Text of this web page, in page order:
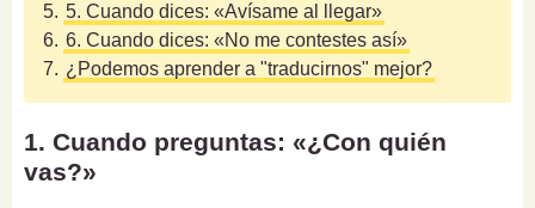
5. 5. Cuando dices: «Avísame al llegar»
6. 6. Cuando dices: «No me contestes así»
7. ¿Podemos aprender a "traducirnos" mejor?
1. Cuando preguntas: «¿Con quién
vas?»